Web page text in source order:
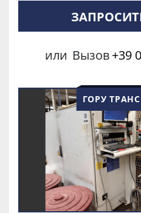
или Вызов +39
ГОРУ